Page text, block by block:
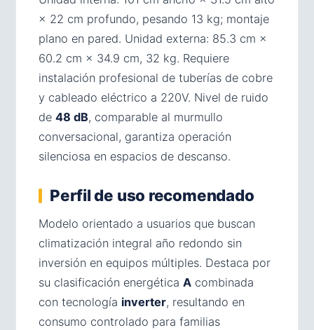
× 22 cm profundo, pesando 13 kg; montaje
plano en pared. Unidad externa: 85.3 cm ×
60.2 cm × 34.9 cm, 32 kg. Requiere
instalación profesional de tuberías de cobre
y cableado eléctrico a 220V. Nivel de ruido
de 48 dB, comparable al murmullo
conversacional, garantiza operación
silenciosa en espacios de descanso.
Perfil de uso recomendado
Modelo orientado a usuarios que buscan
climatización integral año redondo sin
inversión en equipos múltiples. Destaca por
su clasificación energética A combinada
con tecnología inverter, resultando en
consumo controlado para familias